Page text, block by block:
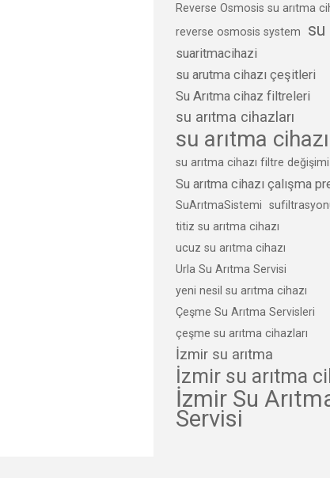
Reverse Osmosis su arıtma
reverse osmosis system
su
suaritmacihazi
su arutma cihazı çeşitleri
Su Arıtma cihaz filtreleri
su arıtma cihazları
su arıtma cihazı
su arıtma cihazı filtre değişimi
Su arıtma cihazı çalışma
SuArıtmaSistemi
titiz su arıtma cihazı
ucuz su arıtma cihazı
Urla Su Arıtma Servisi
yeni nesil su arıtma cihazı
Çeşme Su Arıtma Servisleri
çeşme su arıtma cihazları
İzmir su arıtma
İzmir su arıtma
İzmir Su
Servisi